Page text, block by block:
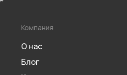
Компания
О нас
Блог